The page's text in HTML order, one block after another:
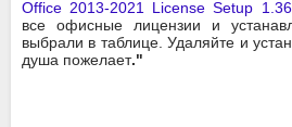
Office 2013-2021 License Setup 1.36
все офисные лицензии и
выбрали в таблице. Удаляйте и
душа пожелает."